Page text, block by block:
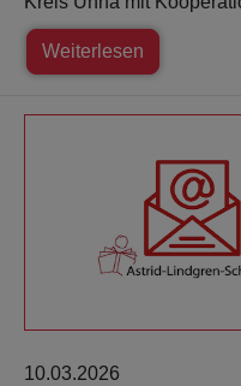
Weiterlesen
10.03.2026